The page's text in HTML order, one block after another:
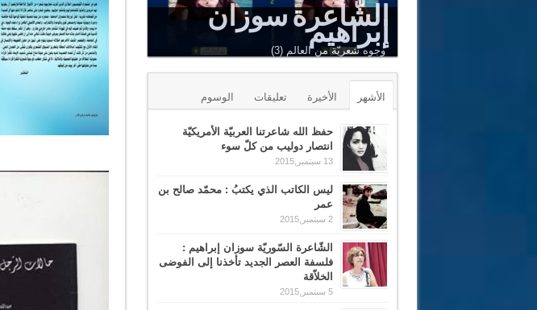
الشّاعرة سوزان
إبراهيم
وجوه شعريّة من العالم (3)
Le Sommet est un puits renversé
Adnan Al-Sayegh
الأشهر الأخيرة تعليقات الوسوم
حفظ الله شاعرتنا العربيّة الأمريكيّة
انتصار دوليب من كلّ سوء
13 سبتمبر,2015
ليس الكاتب الذي يكتبُ : محمّد صالح بن
عمر
2 سبتمبر,2015
الشّاعرة السّوريّة سوزان إبراهيم :
فلسفة العصر الجديد تأخذنا إلى الفوضى
الخلاّقة
5 سبتمبر,2015